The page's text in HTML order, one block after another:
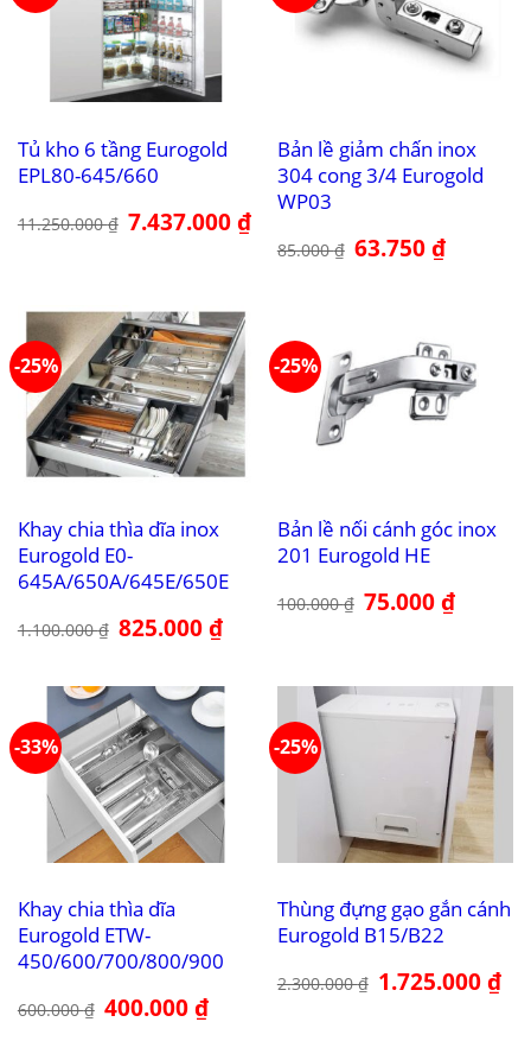
Tủ kho 6 tầng Eurogold
EPL80-645/660
11.250.000₫ Giá
gốc
7.437.000₫Giá
hiện
Bản lề giảm chấn inox
304 cong 3/4 Eurogold
WP03
85.000₫ Giá
gốc
63.750₫Giá
hiện
-25%
Khay chia thìa dĩa inox
Eurogold E0-
645A/650A/645E/650E
1.100.000₫ Giá
gốc
825.000₫Giá
hiện
825.000 ₫.
-25%
Bản lề nối cánh góc inox
201 Eurogold HE
100.000₫ Giá
gốc
75.000₫Giá
hiện
-33%
Khay chia thìa dĩa
Eurogold ETW-
450/600/700/800/900
600.000₫ Giá
gốc
400.000₫Giá
hiện
-25%
Thùng đựng gạo gắn cánh
Eurogold B15/B22
2.300.000₫ Giá
gốc
1.725.000₫Giá